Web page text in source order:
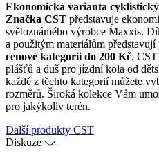
Ekonomická varianta
Značka CST představuje
světoznámého výrobce Maxxis.
a použitým materiálům
cenové kategorii do 200 Kč.
plášťů a duš pro jízdní kola od
každé z těchto kategorií můžete
rozměrů. Široká kolekce Vám
pro jakýkoliv terén.
Další produkty CST
Diskuze